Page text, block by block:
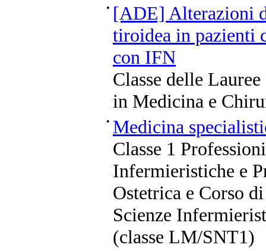
• [ADE] Alterazioni
tiroidea in pazienti
con IFN
Classe delle
in Medicina e
• Medicina
Classe 1
Infermieristiche e
Ostetrica e Corso
Scienze
(classe LM/SNT1)